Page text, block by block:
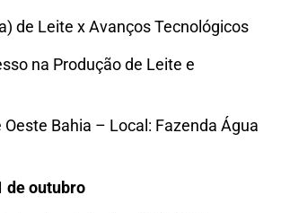
de Leite x Avanços Tecnológicos
na Produção de Leite e
Bahia – Local: Fazenda Água
de outubro